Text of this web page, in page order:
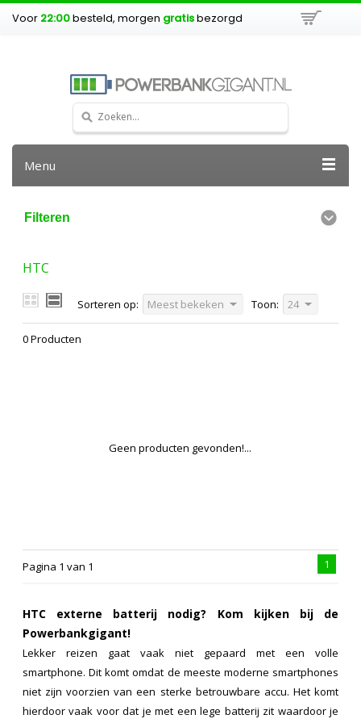
Voor 22:00besteld, morgen gratisbezorgd
Menu
Filteren
HTC
Sorteren op: Meest bekeken Toon: 24
0 Producten
Geen producten gevonden!...
Pagina 1 van 1 1
HTC externe batterij nodig? Kom kijken bij de
Powerbankgigant!
Lekker reizen gaat vaak niet gepaard met een volle
smartphone. Dit komt omdat de meeste moderne smartphones
niet zijn voorzien van een sterke betrouwbare accu. Het komt
hierdoor vaak voor dat je met een lege batterij zit waardoor je